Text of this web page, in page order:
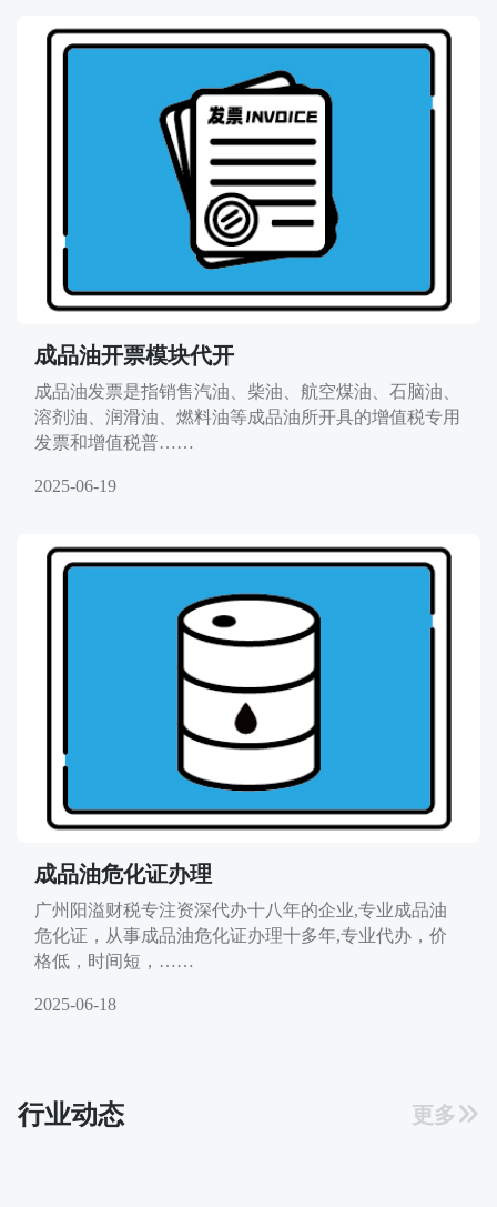
成品油开票模块代开
成品油发票是指销售汽油、柴油、航空煤油、石脑油、
溶剂油、润滑油、燃料油等成品油所开具的增值税专用
发票和增值税普……
2025-06-19
成品油危化证办理
广州阳溢财税专注资深代办十八年的企业,专业成品油
危化证，从事成品油危化证办理十多年,专业代办，价
格低，时间短，……
2025-06-18
行业动态 更多